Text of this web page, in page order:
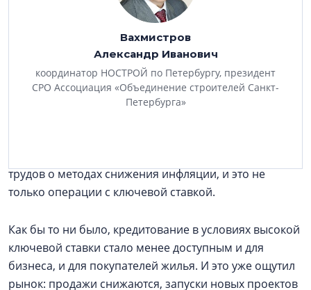
Вахмистров
Александр Иванович
координатор НОСТРОЙ по Петербургу, президент
СРО Ассоциация «Объединение строителей Санкт-
Петербурга»
события, было понятно, что 2026-й, да и 2027 год
сложная макроэкономическая и геополитическая
ситуация, все это влияет на экономику. Это с одной
стороны. С другой — мы видим, что Центробанк
старается бороться с инфляцией. Он для этого избрал
трудов о методах снижения инфляции, и это не
только операции с ключевой ставкой.
Как бы то ни было, кредитование в условиях высокой
ключевой ставки стало менее доступным и для
бизнеса, и для покупателей жилья. И это уже ощутил
рынок: продажи снижаются, запуски новых проектов